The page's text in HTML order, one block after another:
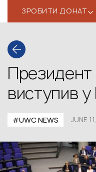
ЗРОБИТИ ДОНАТ‹
Президент
виступив у
#UWС NEWS JUNE